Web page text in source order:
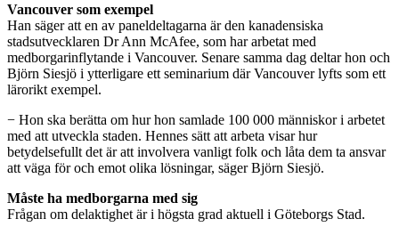
Vancouver som exempel
Han säger att en av paneldeltagarna är den kanadensiska
stadsutvecklaren Dr Ann McAfee, som har arbetat med
medborgarinflytande i Vancouver. Senare samma dag deltar hon och
Björn Siesjö i ytterligare ett seminarium där Vancouver lyfts som ett
lärorikt exempel.
− Hon ska berätta om hur hon samlade 100 000 människor i arbetet
med att utveckla staden. Hennes sätt att arbeta visar hur
betydelsefullt det är att involvera vanligt folk och låta dem ta ansvar
att väga för och emot olika lösningar, säger Björn Siesjö.
Måste ha medborgarna med sig
Frågan om delaktighet är i högsta grad aktuell i Göteborgs Stad.